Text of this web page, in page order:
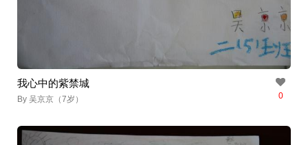
0
我心中的紫禁城
By 吴京京（7岁）